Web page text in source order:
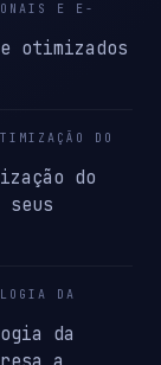
E E-
otimizados
DO
do
seus
DA
da